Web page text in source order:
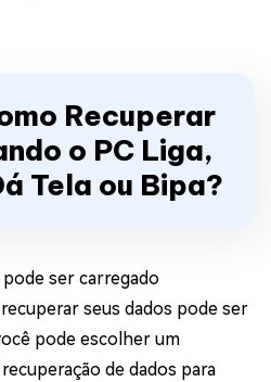
Recuperar
o PC Liga,
Tela ou Bipa?
ser carregado
seus dados pode ser
pode escolher um
de dados para